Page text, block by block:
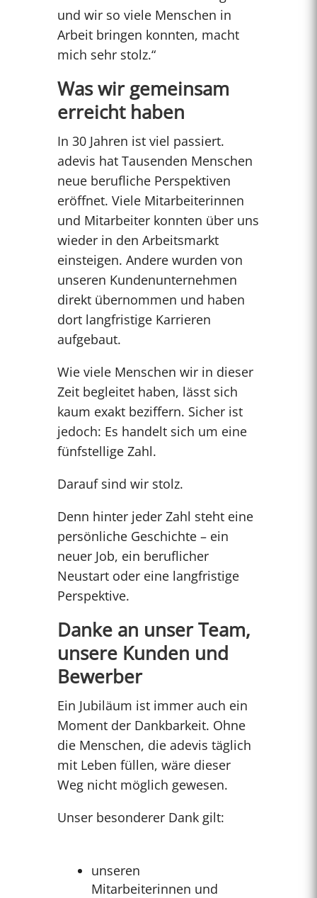
und wir so viele Menschen in
Arbeit bringen konnten, macht
mich sehr stolz.“
Was wir gemeinsam
erreicht haben
In 30 Jahren ist viel passiert.
adevis hat Tausenden Menschen
neue berufliche Perspektiven
eröffnet. Viele Mitarbeiterinnen
und Mitarbeiter konnten über uns
wieder in den Arbeitsmarkt
einsteigen. Andere wurden von
unseren Kundenunternehmen
direkt übernommen und haben
dort langfristige Karrieren
aufgebaut.
Wie viele Menschen wir in dieser
Zeit begleitet haben, lässt sich
kaum exakt beziffern. Sicher ist
jedoch: Es handelt sich um eine
fünfstellige Zahl.
Darauf sind wir stolz.
Denn hinter jeder Zahl steht eine
persönliche Geschichte – ein
neuer Job, ein beruflicher
Neustart oder eine langfristige
Perspektive.
Danke an unser Team,
unsere Kunden und
Bewerber
Ein Jubiläum ist immer auch ein
Moment der Dankbarkeit. Ohne
die Menschen, die adevis täglich
mit Leben füllen, wäre dieser
Weg nicht möglich gewesen.
Unser besonderer Dank gilt:
unseren
Mitarbeiterinnen und